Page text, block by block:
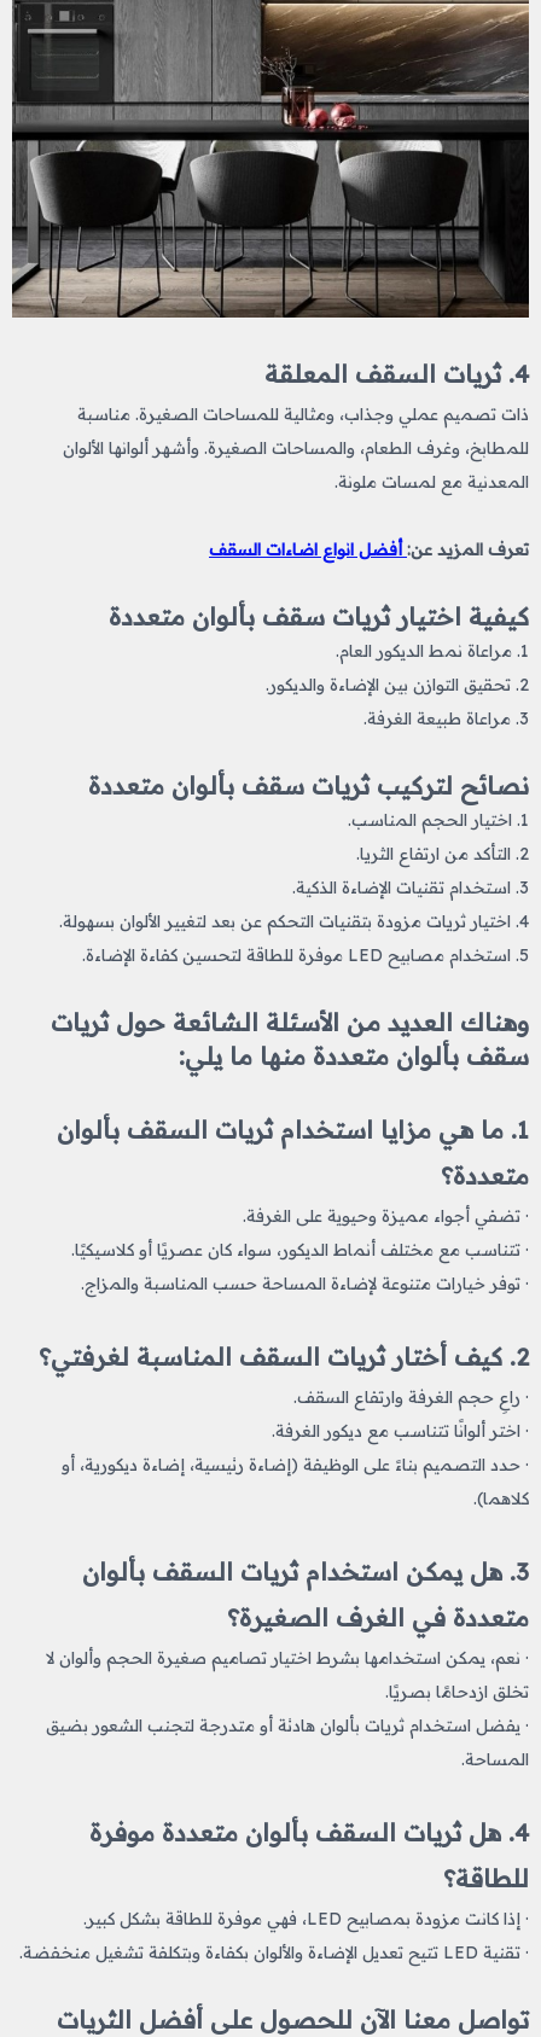
4. ثريات السقف المعلقة
ذات تصميم عملي وجذاب، ومثالية للمساحات الصغيرة. مناسبة
للمطابخ، وغرف الطعام، والمساحات الصغيرة. وأشهر ألوانها الألوان
المعدنية مع لمسات ملونة.
تعرف المزيد عن:أفضل انواع اضاءات السقف
كيفية اختيار ثريات سقف بألوان متعددة
1. مراعاة نمط الديكور العام.
2. تحقيق التوازن بين الإضاءة والديكور.
3. مراعاة طبيعة الغرفة.
نصائح لتركيب ثريات سقف بألوان متعددة
1. اختيار الحجم المناسب.
2. التأكد من ارتفاع الثريا.
3. استخدام تقنيات الإضاءة الذكية.
4. اختيار ثريات مزودة بتقنيات التحكم عن بعد لتغيير الألوان بسهولة.
5. استخدام مصابيح LED موفرة للطاقة لتحسين كفاءة الإضاءة.
وهناك العديد من الأسئلة الشائعة حول ثريات
سقف بألوان متعددة منها ما يلي:
1. ما هي مزايا استخدام ثريات السقف بألوان
متعددة؟
· تضفي أجواء مميزة وحيوية على الغرفة.
· تتناسب مع مختلف أنماط الديكور، سواء كان عصريًا أو كلاسيكيًا.
· توفر خيارات متنوعة لإضاءة المساحة حسب المناسبة والمزاج.
2. كيف أختار ثريات السقف المناسبة لغرفتي؟
· راعِ حجم الغرفة وارتفاع السقف.
· اختر ألوانًا تتناسب مع ديكور الغرفة.
· حدد التصميم بناءً على الوظيفة (إضاءة رئيسية، إضاءة ديكورية، أو
كلاهما).
3. هل يمكن استخدام ثريات السقف بألوان
متعددة في الغرف الصغيرة؟
· نعم، يمكن استخدامها بشرط اختيار تصاميم صغيرة الحجم وألوان لا
تخلق ازدحامًا بصريًا.
· يفضل استخدام ثريات بألوان هادئة أو متدرجة لتجنب الشعور بضيق
المساحة.
4. هل ثريات السقف بألوان متعددة موفرة
للطاقة؟
· إذا كانت مزودة بمصابيح LED، فهي موفرة للطاقة بشكل كبير.
· تقنية LED تتيح تعديل الإضاءة والألوان بكفاءة وبتكلفة تشغيل منخفضة.
تواصل معنا الآن للحصول على أفضل الثريات